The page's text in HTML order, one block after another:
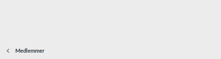
Medlemmer